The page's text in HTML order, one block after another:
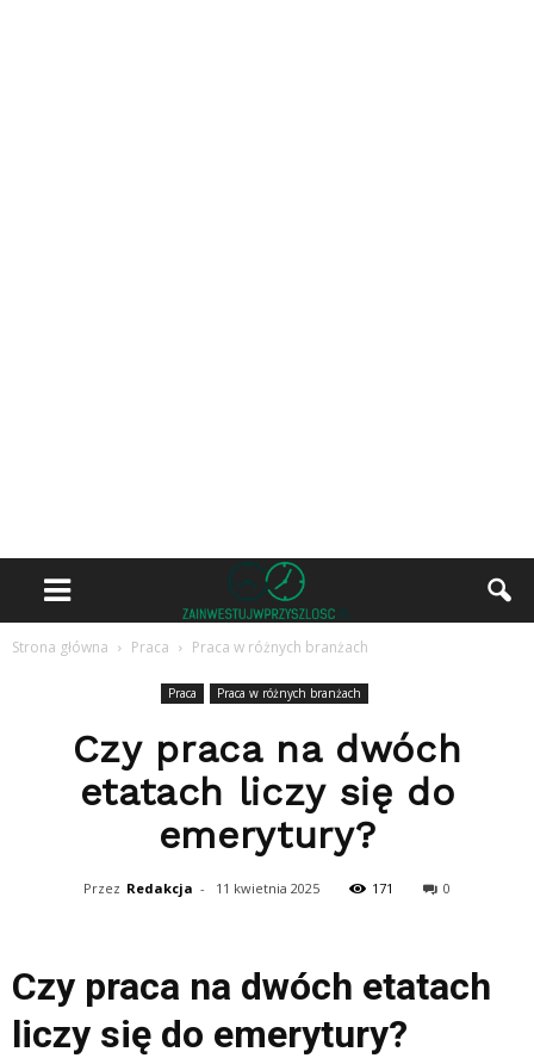
Strona główna Praca Praca w różnych branżach
Praca Praca w różnych branżach
Czy praca na dwóch
etatach liczy się do
emerytury?
Przez Redakcja - 11 kwietnia 2025 171 0
Czy praca na dwóch etatach
liczy się do emerytury?